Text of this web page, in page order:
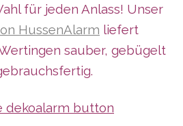
für jeden Anlass! Unser
HussenAlarm liefert
sauber, gebügelt